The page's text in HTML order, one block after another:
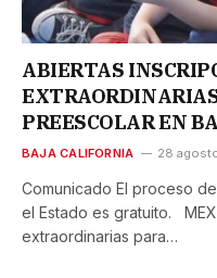
ABIERTAS
PREESCOLAR EN
BAJA CALIFORNIA 28
Comunicado El proceso
el Estado es gratuito.
extraordinarias para…